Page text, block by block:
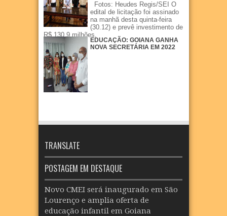
Fotos: Heudes Regis/SEI O
edital de licitação foi assinado
na manhã desta quinta-feira
(30.12) e prevê investimento de
R$ 130,9 milhões.
EDUCAÇÃO: GOIANA GANHA
NOVA SECRETÁRIA EM 2022
TRANSLATE
POSTAGEM EM DESTAQUE
Novo CMEI será inaugurado em São
Lourenço e amplia oferta de
educação infantil em Goiana